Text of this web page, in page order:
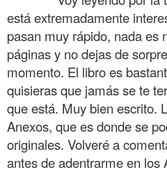
está extremadamente
pasan muy rápido, nada es
páginas y no dejas de
momento. El libro es
quisieras que jamás se te
que está. Muy bien escrito.
Anexos, que es donde se
originales. Volveré a
antes de adentrarme en los